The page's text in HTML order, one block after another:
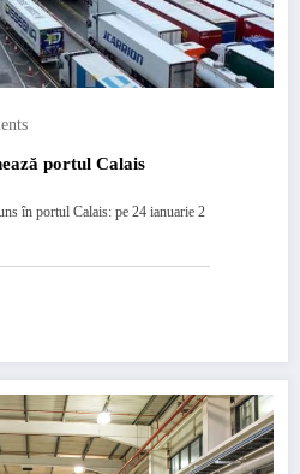
portul Calais
în portul Calais: pe 24 ianuarie 2